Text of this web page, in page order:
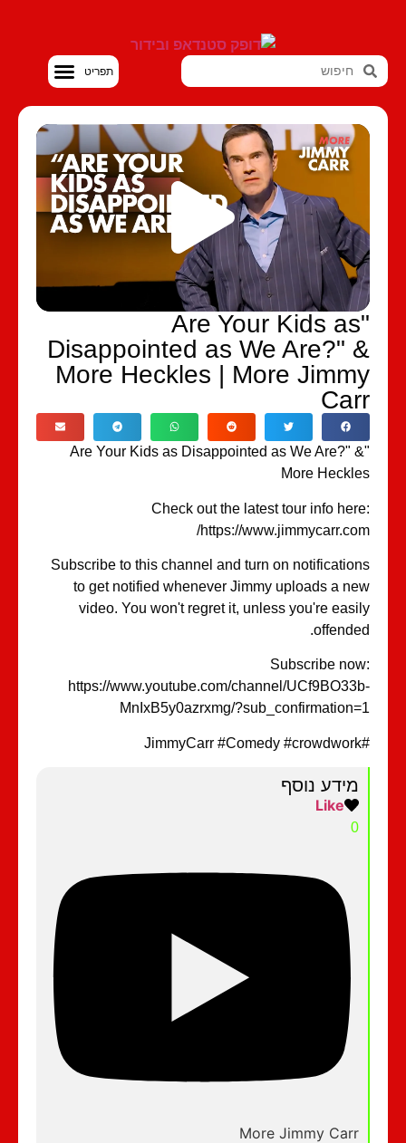
"Are Your Kids as
Disappointed as We Are?"
More Heckles | More
"Are Your Kids as Disappointed as We Are?"
More
Check out the latest tour info
https://
Subscribe to this channel and turn on
to get notified whenever Jimmy uploads a
video. You won't regret it, unless you're
Subscribe
https://www.youtube.com/channel/
MnIxB5y0azrxmg/
מידע נוסף
More Jimmy Carr